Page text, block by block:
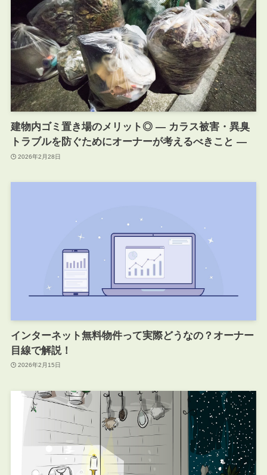
建物内ゴミ置き場のメリット◎ ― カラス被害・異臭
トラブルを防ぐためにオーナーが考えるべきこと ―
2026年2月28日
インターネット無料物件って実際どうなの？オーナー
目線で解説！
2026年2月15日